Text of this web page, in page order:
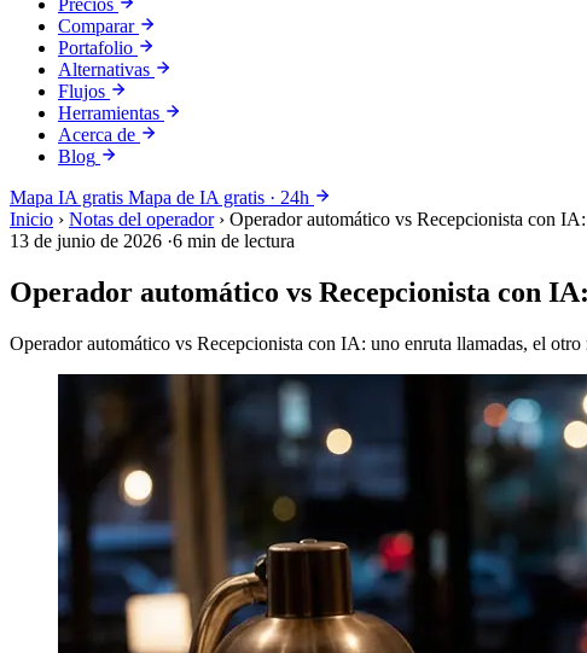
Precios
Comparar
Portafolio
Alternativas
Flujos
Herramientas
Acerca de
Blog
Mapa IA gratis Mapa de IA gratis · 24h
Inicio › Notas del operador › Operador automático vs Recepcionista con
13 de junio de 2026 ·6 min de lectura
Operador automático vs Recepcionista con
Operador automático vs Recepcionista con IA: uno enruta llamadas, el